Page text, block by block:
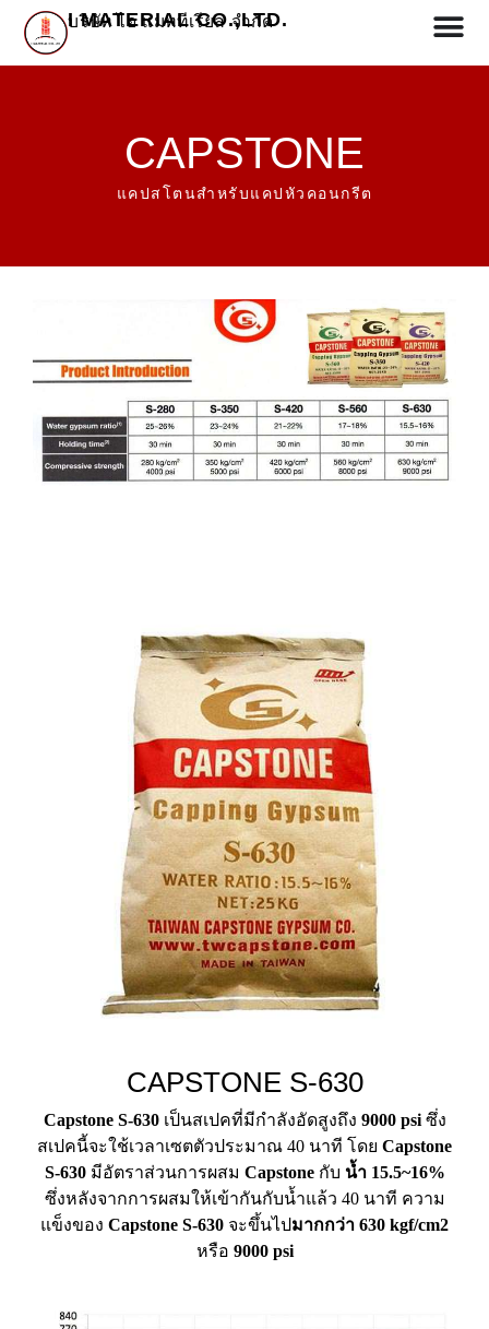
I MATERIAL CO.,LTD.
บริษัท ไอ แมททีเรียล จำกัด
CAPSTONE
แคปสโตนสำหรับแคปหัวคอนกรีต
CAPSTONE S-630
Capstone S-630เป็นสเปคที่มีกำลังอัดสูงถึง 9000 psiซึ่ง
สเปคนี้จะใช้เวลาเซตตัวประมาณ 40 นาที โดย Capstone
S-630มีอัตราส่วนการผสม Capstoneกับ น้ำ 15.5~16%
ซึ่งหลังจากการผสมให้เข้ากันกับน้ำแล้ว 40 นาที ความ
แข็งของ Capstone S-630 จะขึ้นไปมากกว่า 630 kgf/cm2
หรือ 9000 psi